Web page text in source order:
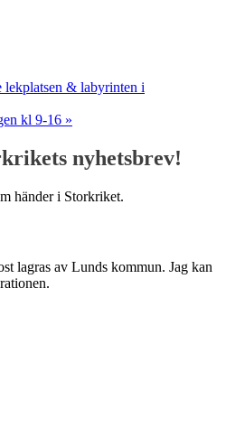
lekplatsen & labyrinten i
kl 9-16 »
nyhetsbrev!
händer i Storkriket.
lagras av Lunds kommun. Jag kan